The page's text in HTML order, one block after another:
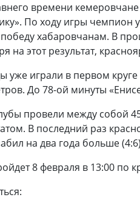
времени
По ходу игры чемпион
хабаровчанам. В
на этот результат,
уже играли в первом
До 78-ой минуты
провели между собой
В последний раз
на два года больше
8 февраля в 13:00 по